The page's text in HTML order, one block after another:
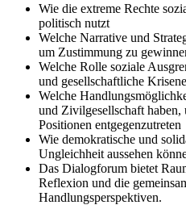
Wie die extreme Rechte
politisch nutzt
Welche Narrative und
um Zustimmung zu
Welche Rolle soziale
und gesellschaftliche
Welche
und Zivilgesellschaft haben,
Positionen entgegenzutreten
Wie demokratische und
Ungleichheit aussehen
Das Dialogforum bietet
Reflexion und die
Handlungsperspektiven.